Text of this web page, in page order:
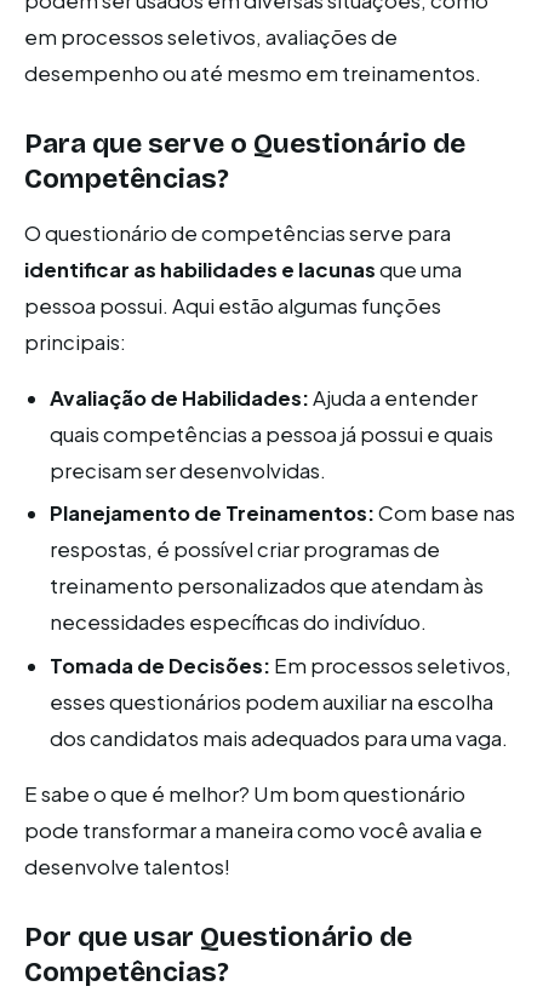
em processos seletivos, avaliações de
desempenho ou até mesmo em treinamentos.
Para que serve o Questionário de
Competências?
O questionário de competências serve para
identificar as habilidades e lacunasque uma
pessoa possui. Aqui estão algumas funções
principais:
Avaliação de Habilidades:Ajuda a entender
quais competências a pessoa já possui e quais
precisam ser desenvolvidas.
Planejamento de Treinamentos:Com base nas
respostas, é possível criar programas de
treinamento personalizados que atendam às
necessidades específicas do indivíduo.
Tomada de Decisões: Em processos seletivos,
esses questionários podem auxiliar na escolha
dos candidatos mais adequados para uma vaga.
E sabe o que é melhor? Um bom questionário
pode transformar a maneira como você avalia e
desenvolve talentos!
Por que usar Questionário de
Competências?